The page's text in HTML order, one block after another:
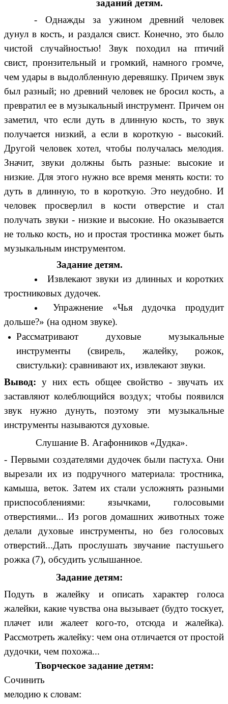
заданий детям.
- Однажды за ужином древний человек
дунул в кость, и раздался свист. Конечно, это было
чистой случайностью! Звук походил на птичий
свист, пронзительный и громкий, намного громче,
чем удары в выдолбленную деревяшку. Причем звук
был разный; но древний человек не бросил кость, а
превратил ее в музыкальный инструмент. Причем он
заметил, что если дуть в длинную кость, то звук
получается низкий, а если в короткую - высокий.
Другой человек хотел, чтобы получалась мелодия.
Значит, звуки должны быть разные: высокие и
низкие. Для этого нужно все время менять кости: то
дуть в длинную, то в короткую. Это неудобно. И
человек просверлил в кости отверстие и стал
получать звуки - низкие и высокие. Но оказывается
не только кость, но и простая тростинка может быть
музыкальным инструментом.
Задание детям.
Извлекают звуки из длинных и коротких
тростниковых дудочек.
Упражнение «Чья дудочка продудит
дольше?» (на одном звуке).
Рассматривают духовые музыкальные
инструменты (свирель, жалейку, рожок,
свистульки): сравнивают их, извлекают звуки.
Вывод: у них есть общее свойство - звучать их
заставляют колеблющийся воздух; чтобы появился
звук нужно дунуть, поэтому эти музыкальные
инструменты называются духовые.
Слушание В. Агафонников «Дудка».
- Первыми создателями дудочек были пастуха. Они
вырезали их из подручного материала: тростника,
камыша, веток. Затем их стали усложнять разными
приспособлениями: язычками, голосовыми
отверстиями... Из рогов домашних животных тоже
делали духовые инструменты, но без голосовых
отверстий...Дать прослушать звучание пастушьего
рожка (7), обсудить услышанное.
Задание детям:
Подуть в жалейку и описать характер голоса
жалейки, какие чувства она вызывает (будто тоскует,
плачет или жалеет кого-то, отсюда и жалейка).
Рассмотреть жалейку: чем она отличается от простой
дудочки, чем похожа...
Творческое задание детям:
Сочинить
мелодию к словам: